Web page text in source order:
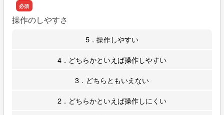
操作のしやすさ
5．操作しやすい
4．どちらかといえば操作しやすい
3．どちらともいえない
2．どちらかといえば操作しにくい